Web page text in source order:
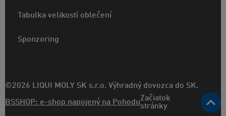
Tabulka velikostí oblečení
Sponzoring
©2026 LIQUI MOLY SK s.r.o. Výhradný dovozca do SK.
BSSHOP: e-shop napojený na PohoduZačiatok
stránky